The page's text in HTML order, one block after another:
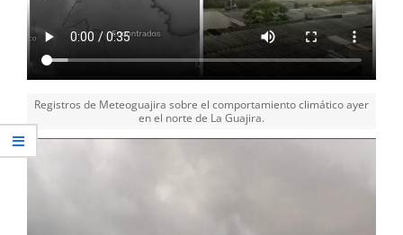
Registros de Meteoguajira sobre el comportamiento climático ayer
en el norte de La Guajira.